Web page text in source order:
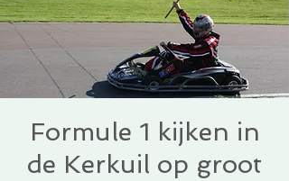
Formule 1 kijken in
de Kerkuil op groot